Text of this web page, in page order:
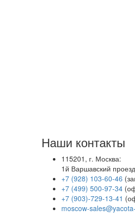
Наши контакты
115201, г. Москва:
1й Варшавский
+7 (928) 103-60-46
+7 (499) 500-97-34
+7 (903)-729-13-41
moscow-